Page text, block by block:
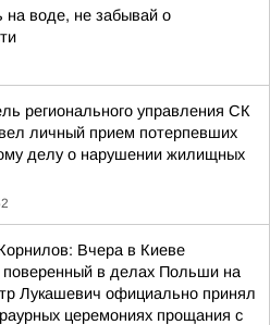
воде, не забывай о
регионального управления СК
личный прием потерпевших
делу о нарушении жилищных
Вчера в Киеве
в делах Польши на
Лукашевич официально принял
церемониях прощания с